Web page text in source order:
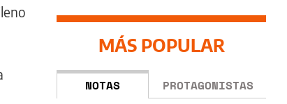
MÁS POPULAR
NOTAS PROTAGONISTAS